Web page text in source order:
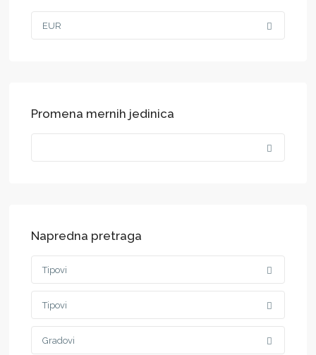
EUR
Promena mernih jedinica
Napredna pretraga
Tipovi
Tipovi
Gradovi